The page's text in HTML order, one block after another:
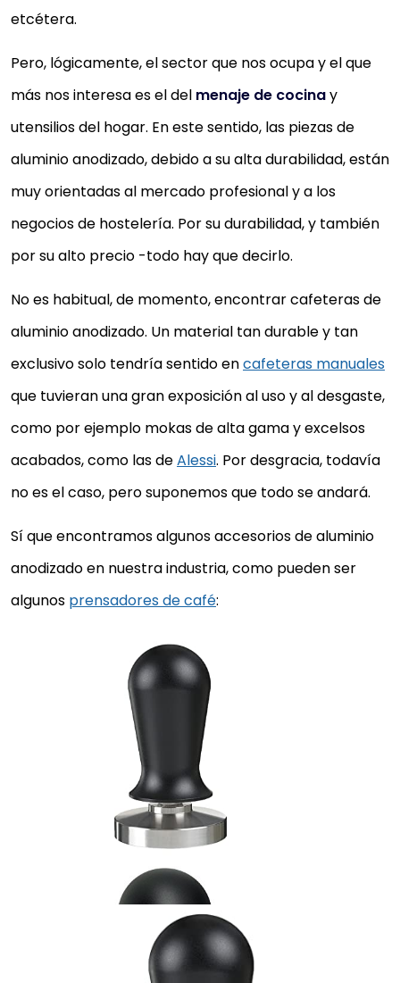
etcétera.
Pero, lógicamente, el sector que nos ocupa y el que
más nos interesa es el del menaje de cocinay
utensilios del hogar. En este sentido, las piezas de
aluminio anodizado, debido a su alta durabilidad, están
muy orientadas al mercado profesional y a los
negocios de hostelería. Por su durabilidad, y también
por su alto precio -todo hay que decirlo.
No es habitual, de momento, encontrar cafeteras de
aluminio anodizado. Un material tan durable y tan
exclusivo solo tendría sentido encafeteras manuales
que tuvieran una gran exposición al uso y al desgaste,
como por ejemplo mokas de alta gama y excelsos
acabados, como las deAlessi. Por desgracia, todavía
no es el caso, pero suponemos que todo se andará.
Sí que encontramos algunos accesorios de aluminio
anodizado en nuestra industria, como pueden ser
algunos prensadores de café: